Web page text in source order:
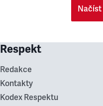
Načíst
Respekt
Redakce
Kontakty
Kodex Respektu